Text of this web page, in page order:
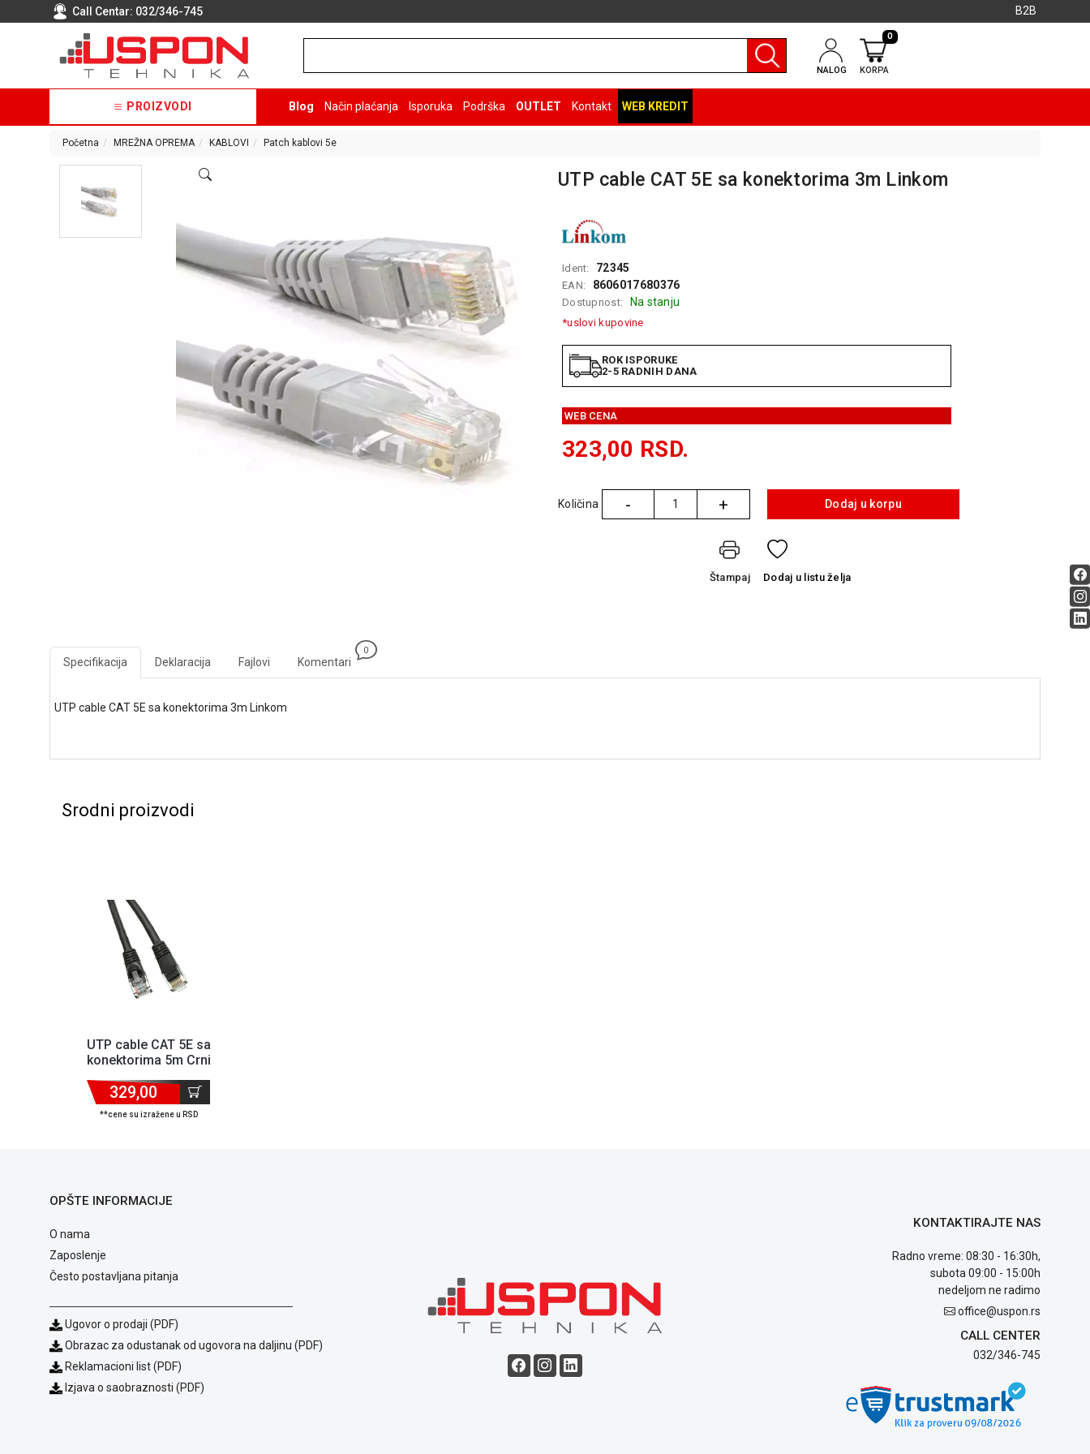
Call Centar: 032/346-745 B2B
NALOG KORPA
0
PROIZVODI Blog Način plaćanja Isporuka Podrška OUTLET Kontakt WEB KREDIT
Početna MREŽNA OPREMA KABLOVI Patch kablovi 5e
UTP cable CAT 5E sa konektorima 3m Linkom
Ident: 72345
EAN: 8606017680376
Dostupnost: Na stanju
*uslovi kupovine
ROK ISPORUKE
2-5 RADNIH DANA
WEB CENA
323,00 RSD.
Količina - + Dodaj u korpu
Štampaj Dodaj u listu želja
Specifikacija Deklaracija Fajlovi Komentari
0
UTP cable CAT 5E sa konektorima 3m Linkom
Srodni proizvodi
UTP cable CAT 5E sa
konektorima 5m Crni
329,00
**cene su izražene u RSD
OPŠTE INFORMACIJE
O nama
Zaposlenje
Često postavljana pitanja
Ugovor o prodaji (PDF)
Obrazac za odustanak od ugovora na daljinu (PDF)
Reklamacioni list (PDF)
Izjava o saobraznosti (PDF)
KONTAKTIRAJTE NAS
Radno vreme: 08:30 - 16:30h,
subota 09:00 - 15:00h
nedeljom ne radimo
office@uspon.rs
CALL CENTER
032/346-745